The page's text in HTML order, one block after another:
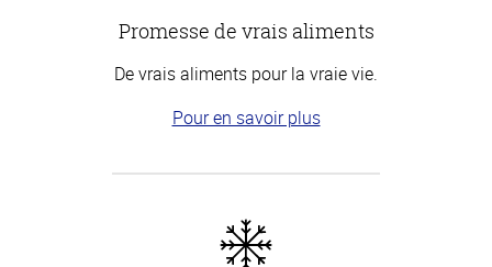
Promesse de vrais aliments
De vrais aliments pour la vraie vie.
Pour en savoir plus